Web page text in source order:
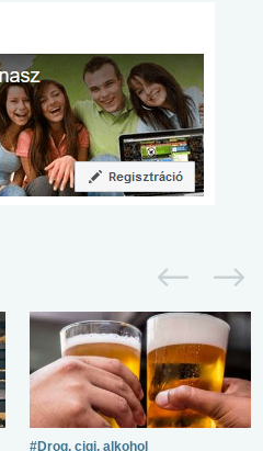
#Drog, cigi, alkohol